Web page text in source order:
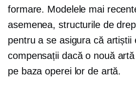
formare. Modelele mai
asemenea, structurile de
pentru a se asigura că artiștii
compensații dacă o nouă
pe baza operei lor de artă.